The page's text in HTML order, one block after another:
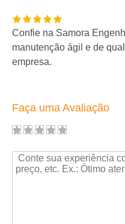
Confie na Samora
manutenção ágil e de
empresa.
Faça uma Avaliação